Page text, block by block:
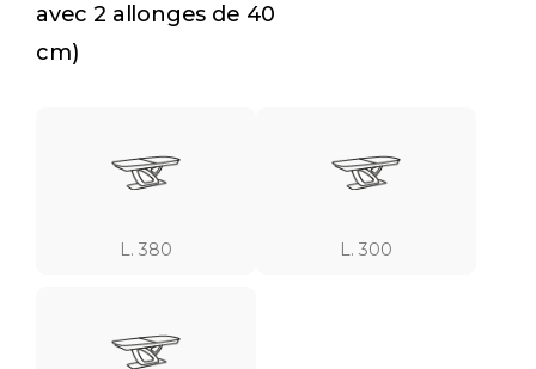
avec 2 allonges de 40
cm)
L. 380 L. 300